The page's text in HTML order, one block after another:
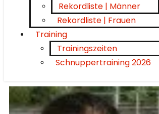
Rekordliste | Männer
Rekordliste | Frauen
Training
Trainingszeiten
Schnuppertraining 2026